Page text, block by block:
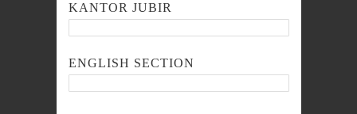
KANTOR JUBIR
ENGLISH SECTION